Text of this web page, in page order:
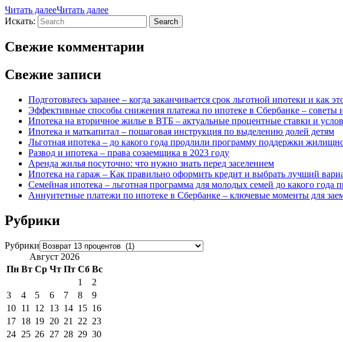
Читать далееЧитать далее
Искать:
Search
Свежие комментарии
Свежие записи
Подготовьтесь заранее – когда заканчивается срок льготной ипотеки и как
Эффективные способы снижения платежа по ипотеке в Сбербанке – советы
Ипотека на вторичное жилье в ВТБ – актуальные процентные ставки и
Ипотека и маткапитал – пошаговая инструкция по выделению долей детям
Льготная ипотека – до какого года продлили программу поддержки
Развод и ипотека – права созаемщика в 2023 году
Аренда жилья посуточно: что нужно знать перед заселением
Ипотека на гараж – Как правильно оформить кредит и выбрать лучший
Семейная ипотека – льготная программа для молодых семей до какого года
Аннуитетные платежи по ипотеке в Сбербанке – ключевые моменты для
Рубрики
Рубрики
Август 2026
Пн Вт Ср Чт Пт Сб Вс
1
2
3
4 5 6 7 8
9
10 11 12 13 14 15 16
17 18 19 20 21 22 23
24 25 26 27 28 29 30